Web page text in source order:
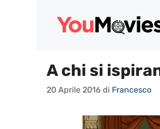
A chi si
20 Aprile 2016 di Francesco